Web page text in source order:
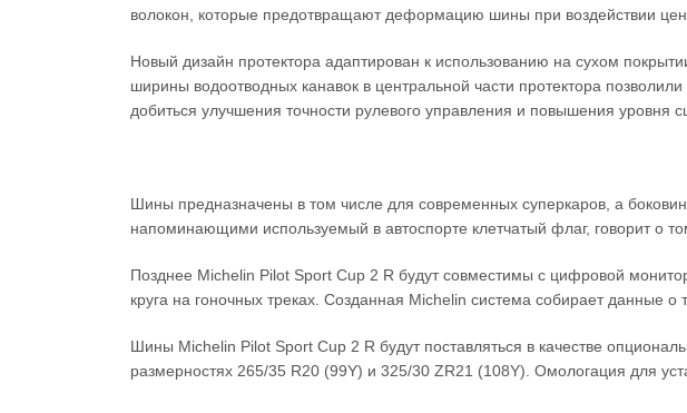
волокон, которые предотвращают деформацию шины при воздействии
Новый дизайн протектора адаптирован к использованию на сухом
ширины водоотводных канавок в центральной части протектора
добиться улучшения точности рулевого управления и повышения уровня
Шины предназначены в том числе для современных суперкаров, а
напоминающими используемый в автоспорте клетчатый флаг, говорит о
Позднее Michelin Pilot Sport Cup 2 R будут совместимы с цифровой
круга на гоночных треках. Созданная Michelin система собирает данные
Шины Michelin Pilot Sport Cup 2 R будут поставляться в качестве
размерностях 265/35 R20 (99Y) и 325/30 ZR21 (108Y). Омологация для